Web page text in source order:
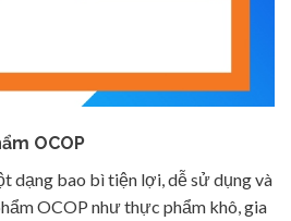
OCOP
dạng bao bì tiện lợi, dễ sử dụng và
OCOP như thực phẩm khô, gia